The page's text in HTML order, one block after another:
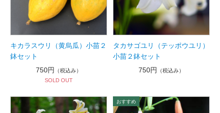
キカラスウリ（黄烏瓜）小苗２
鉢セット
750円
（税込み）
SOLD OUT
タカサゴユリ（テッポウユリ）
小苗２鉢セット
750円
（税込み）